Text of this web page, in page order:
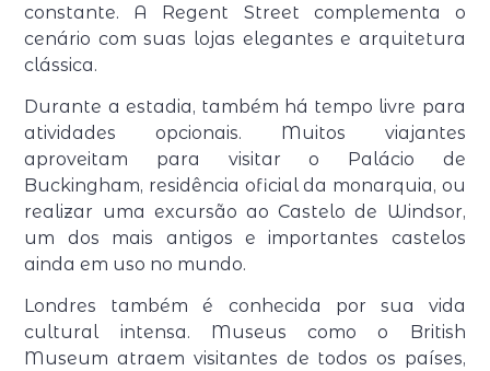
constante. A Regent Street complementa o
cenário com suas lojas elegantes e arquitetura
clássica.
Durante a estadia, também há tempo livre para
atividades opcionais. Muitos viajantes
aproveitam para visitar o Palácio de
Buckingham, residência oficial da monarquia, ou
realizar uma excursão ao Castelo de Windsor,
um dos mais antigos e importantes castelos
ainda em uso no mundo.
Londres também é conhecida por sua vida
cultural intensa. Museus como o British
Museum atraem visitantes de todos os países,